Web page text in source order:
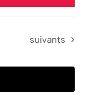
Évènements
suivants